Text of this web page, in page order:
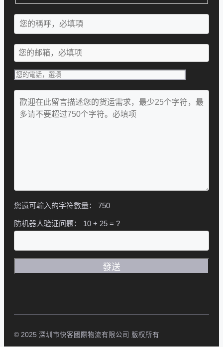
您還可輸入的字符數量： 750
防机器人验证问题： 10 + 25 = ?
© 2025 深圳市快客國際物流有限公司 版权所有